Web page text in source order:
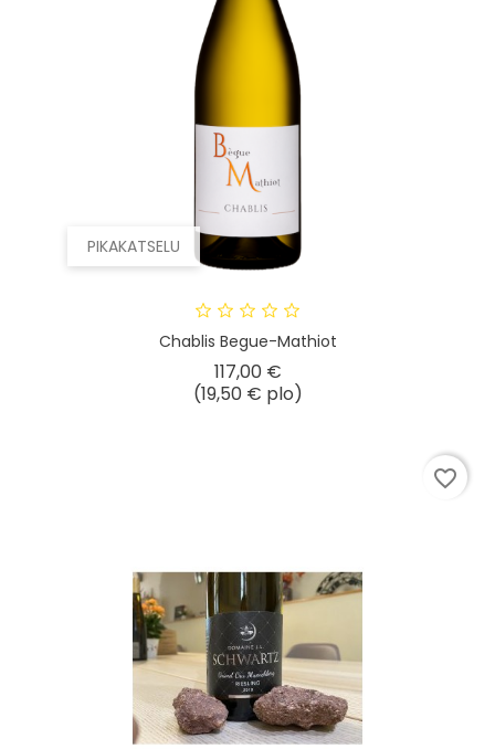
PIKAKATSELU
Chablis Begue-Mathiot
117,00 €Hinta
(19,50 € plo)
favorite_border